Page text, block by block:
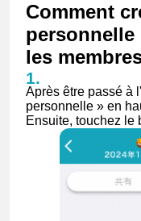
Comment
personnelle
les
Après être passé à
personnelle » en
Ensuite, touchez le